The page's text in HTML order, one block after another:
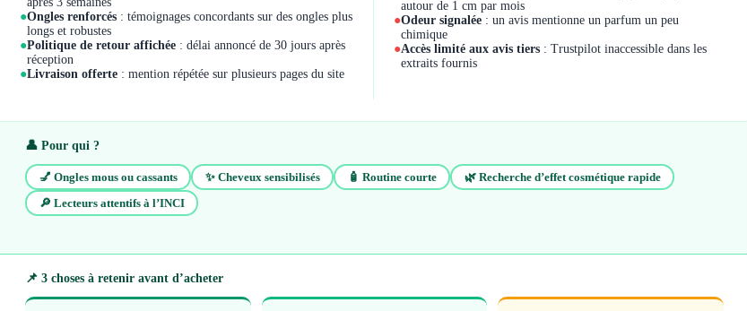
●Ongles renforcés : témoignages concordants sur des ongles plus
longs et robustes
●Politique de retour affichée : délai annoncé de 30 jours après
réception
●Livraison offerte : mention répétée sur plusieurs pages du site
autour de 1 cm par mois
●Odeur signalée : un avis mentionne un parfum un peu
chimique
●Accès limité aux avis tiers : Trustpilot inaccessible dans les
extraits fournis
👤 Pour qui ?
💅 Ongles mous ou cassants ✨ Cheveux sensibilisés 🧴 Routine courte
🌿 Recherche d’effet cosmétique rapide
🔎 Lecteurs attentifs à l’INCI
📌 3 choses à retenir avant d’acheter